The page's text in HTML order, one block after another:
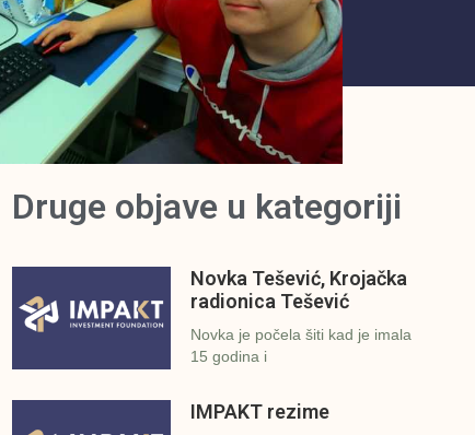
Druge objave u kategoriji
Novka Tešević, Krojačka
radionica Tešević
Novka je počela šiti kad je imala
15 godina i
IMPAKT rezime